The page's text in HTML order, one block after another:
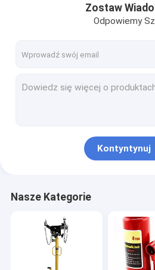
Zostaw
Odpowiemy
Kontyntynuj
Nasze Kategorie